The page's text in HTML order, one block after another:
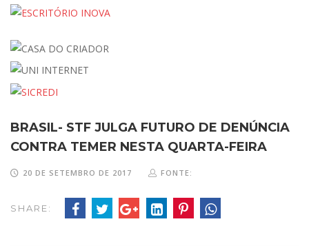
BRASIL- STF JULGA FUTURO DE DENÚNCIA
CONTRA TEMER NESTA QUARTA-FEIRA
20 DE SETEMBRO DE 2017 FONTE:
SHARE: